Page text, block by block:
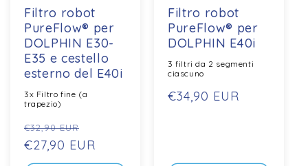
Filtro robot
PureFlow® per
DOLPHIN E30-
E35 e cestello
esterno del E40i
3x Filtro fine (a
trapezio)
Prezzo
normale
€32,90 EUR
di
€27,90 EUR
Filtro robot
PureFlow® per
DOLPHIN E40i
3 filtri da 2 segmenti
ciascuno
Prezzo
€34,90 EUR